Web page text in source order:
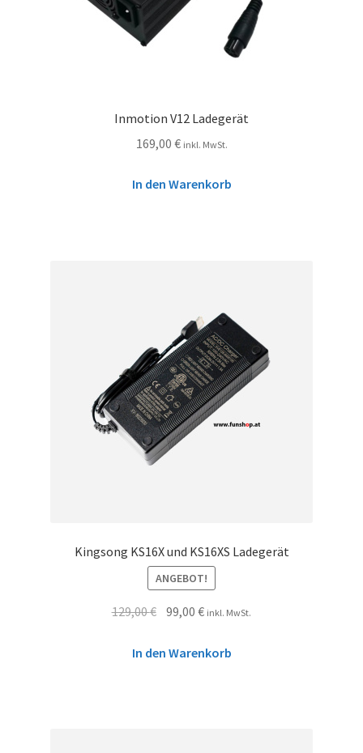
Inmotion V12 Ladegerät
169,00 € inkl. MwSt.
In den Warenkorb
Kingsong KS16X und KS16XS Ladegerät
ANGEBOT!
129,00€ 99,00€ inkl. MwSt.
In den Warenkorb